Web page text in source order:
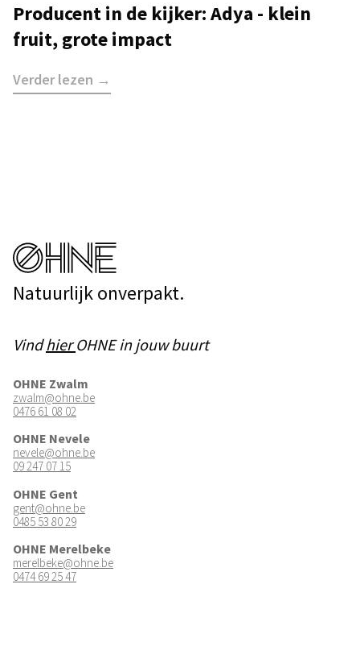
Producent in de kijker: Adya - klein
fruit, grote impact
Verder lezen →
Natuurlijk onverpakt.
VindhierOHNE in jouw buurt
OHNE Zwalm
zwalm@ohne.be
0476 61 08 02
OHNE Nevele
nevele@ohne.be
09 247 07 15
OHNE Gent
gent@ohne.be
0485 53 80 29
OHNE Merelbeke
merelbeke@ohne.be
0474 69 25 47